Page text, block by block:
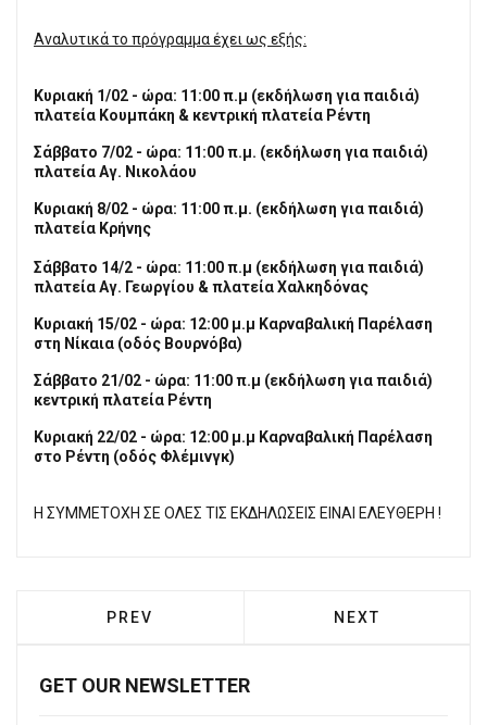
Αναλυτικά το πρόγραμμα έχει ως εξής:
Κυριακή 1/02 - ώρα: 11:00 π.μ (εκδήλωση για παιδιά)
πλατεία Κουμπάκη & κεντρική πλατεία Ρέντη
Σάββατο 7/02 - ώρα: 11:00 π.μ. (εκδήλωση για παιδιά)
πλατεία Αγ. Νικολάου
Κυριακή 8/02 - ώρα: 11:00 π.μ. (εκδήλωση για παιδιά)
πλατεία Κρήνης
Σάββατο 14/2 - ώρα: 11:00 π.μ (εκδήλωση για παιδιά)
πλατεία Αγ. Γεωργίου & πλατεία Χαλκηδόνας
Κυριακή 15/02 - ώρα: 12:00 μ.μ Καρναβαλική Παρέλαση
στη Νίκαια (οδός Βουρνόβα)
Σάββατο 21/02 - ώρα: 11:00 π.μ (εκδήλωση για παιδιά)
κεντρική πλατεία Ρέντη
Κυριακή 22/02 - ώρα: 12:00 μ.μ Καρναβαλική Παρέλαση
στο Ρέντη (οδός Φλέμινγκ)
Η ΣΥΜΜΕΤΟΧΗ ΣΕ ΟΛΕΣ ΤΙΣ ΕΚΔΗΛΩΣΕΙΣ ΕΙΝΑΙ ΕΛΕΥΘΕΡΗ !
PREVIOUS ARTICLE: O ΠΕΙΡΑΙΆΣ
PREV NEXT
NEXT
GET OUR NEWSLETTER